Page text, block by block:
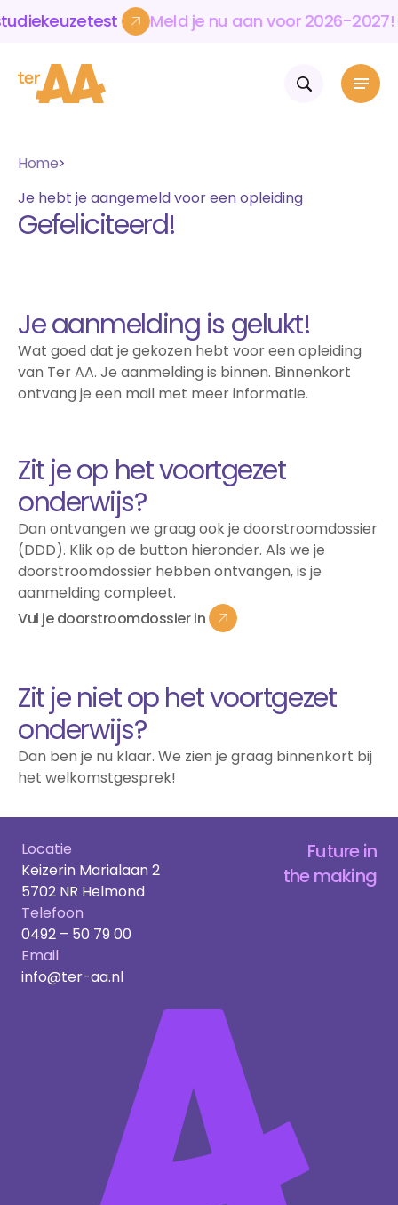
2026-2027!
Meldjenu aan voor 2026-2027!
Home
Mbo & vavo
Opleidingen
ExtrAA leuk
Skills
Internationalisering
Flexibel leren
Studentverhalen
Q&A studiekiezers
Interesse­gebieden
Open dag
Meelopen
Informatie
Over mbo
Kosten
Passend Onderwijs
Stage
Vakanties
Inloggen startpunt
Volwassenen & bedrijven
Voor bedrijven en instellingen
Opleidingen en cursussen
Volwassenen
Volwassenenonderwijs
Cursussen Nederlands en rekenen
Inburgering
Over Ter AA
Onze cultuur
Samenwerkingen
Practoraat leergeluk
Werken bij Ter AA
Agenda
Nieuws
Home
Je hebt je aangemeld voor een opleiding
Gefeliciteerd!
Je aanmelding is gelukt!
Wat goed dat je gekozen hebt voor een opleiding
van Ter AA. Je aanmelding is binnen. Binnenkort
ontvang je een mail met meer informatie.
Zit je op het voortgezet
onderwijs?
Dan ontvangen we graag ook je doorstroomdossier
(DDD). Klik op de button hieronder. Als we je
doorstroomdossier hebben ontvangen, is je
aanmelding compleet.
Vul je doorstroomdossierin
Zit je niet op het voortgezet
onderwijs?
Dan ben je nu klaar. We zien je graag binnenkort bij
het welkomstgesprek!
Locatie
Keizerin Marialaan 2
5702 NR Helmond
Telefoon
0492 – 50 79 00
Email
info@ter-aa.nl
Future in
the making